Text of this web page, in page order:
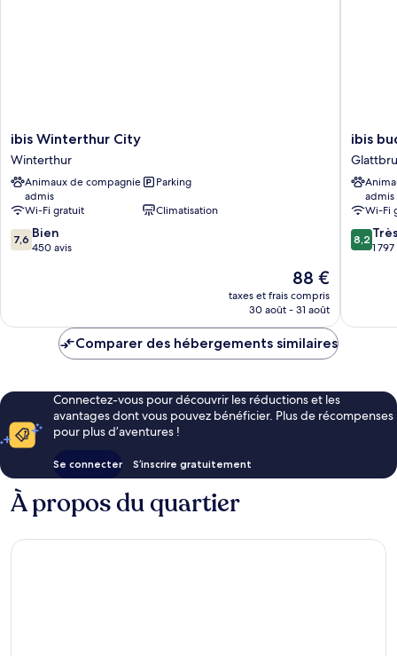
ibis
Winterthur
City
Winterthur
ibis Winterthur City
Winterthur
Animaux de compagnie
admis
Parking
Wi-Fi gratuit
Climatisation
7.6
sur
7,6 Bien
450 avis
Le
nouveau
prix
de
88 €
taxes et frais compris
30 août - 31 août
ibis
budget
Zurich
Airport
ibis
admis
Wi-Fi
8.2
sur
8,2
1
Comparer des hébergements similaires
Connectez-vous pour découvrir les réductions et les
avantages dont vous pouvez bénéficier. Plus de récompenses
pour plus d’aventures !
Se connecter S’inscrire gratuitement
À propos du quartier